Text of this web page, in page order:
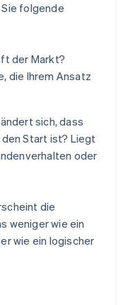
folgende
der Markt?
die Ihrem Ansatz
sich, dass
Start ist? Liegt
oder
die
weniger wie ein
wie ein logischer